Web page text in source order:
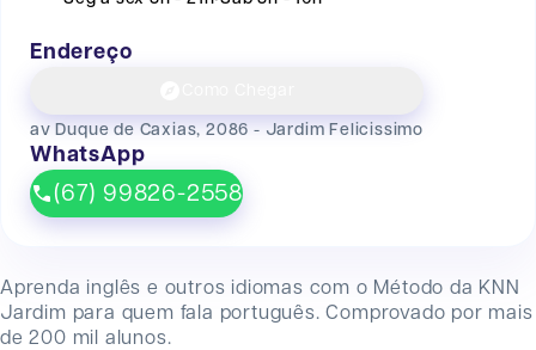
Aprenda inglês e outros idiomas com o Método da KNN
Jardim para quem fala português. Comprovado por mais
de 200 mil alunos.
Endereço
av Duque de Caxias, 2086 - Jardim Felicissimo
WhatsApp
(67) 99826-2558